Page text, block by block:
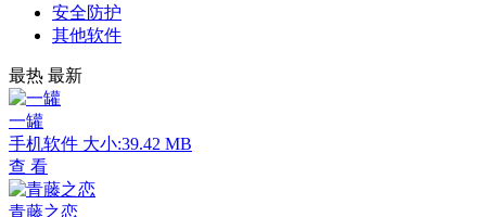
安全防护
其他软件
最热 最新
一罐
手机软件 大小:39.42 MB
查 看
青藤之恋